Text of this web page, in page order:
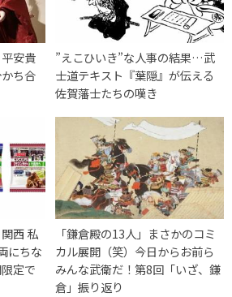
安貴
ち合
”えこひいき”な人事の結果…武
士道テキスト『葉隠』が伝える
佐賀藩士たちの嘆き
西 私
にちな
定で
「鎌倉殿の13人」まさかのコミ
カル展開（笑）今日からお前ら
みんな武衛だ！第8回「いざ、鎌
倉」振り返り